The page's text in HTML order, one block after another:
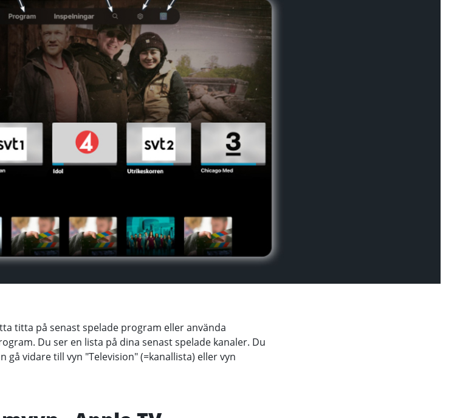
titta på senast spelade program eller använda
Du ser en lista på dina senast spelade kanaler. Du
gå vidare till vyn "Television" (=kanallista) eller vyn